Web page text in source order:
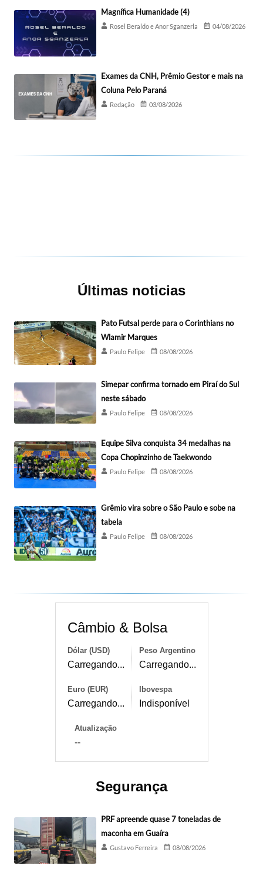
Magnífica Humanidade (4)
Rosel Beraldo e Anor Sganzerla 04/08/2026
Exames da CNH, Prêmio Gestor e mais na
Coluna Pelo Paraná
Redação 03/08/2026
Últimas noticias
Pato Futsal perde para o Corinthians no
Wlamir Marques
Paulo Felipe 08/08/2026
Simepar confirma tornado em Piraí do Sul
neste sábado
Paulo Felipe 08/08/2026
Equipe Silva conquista 34 medalhas na
Copa Chopinzinho de Taekwondo
Paulo Felipe 08/08/2026
Grêmio vira sobre o São Paulo e sobe na
tabela
Paulo Felipe 08/08/2026
Câmbio & Bolsa
Dólar (USD)
Carregando...
Peso Argentino
Carregando...
Euro (EUR)
Carregando...
Ibovespa
Indisponível
Atualização
--
Segurança
PRF apreende quase 7 toneladas de
maconha em Guaíra
Gustavo Ferreira 08/08/2026